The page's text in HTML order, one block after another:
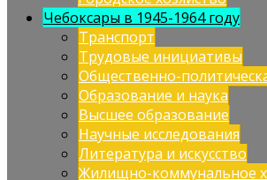
Чебоксары в 1945-1964 году
Транспорт
Трудовые инициативы
Общественно-
Образование и наука
Высшее образование
Научные исследования
Литература и искусство
Жилищно-коммунальное